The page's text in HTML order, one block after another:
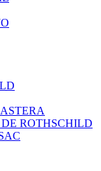
ROTHSCHILD